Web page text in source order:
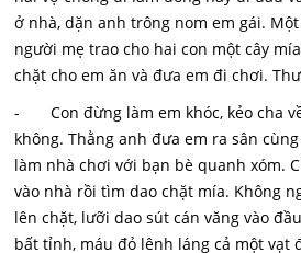
ở nhà, dặn anh trông nom em gái.
người mẹ trao cho hai con một cây
chặt cho em ăn và đưa em đi chơi.
- Con đừng làm em khóc, kẻo cha
không. Thằng anh đưa em ra sân
làm nhà chơi với bạn bè quanh xóm.
vào nhà rồi tìm dao chặt mía. Không
lên chặt, lưỡi dao sút cán văng vào
bất tỉnh, máu đỏ lênh láng cả một vạt